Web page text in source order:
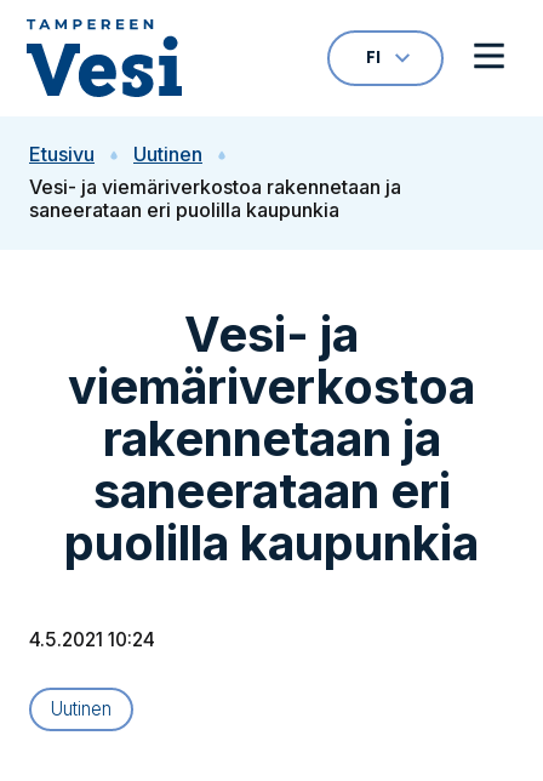
Siirry sisältöön
VALITTU KIELI:
FI
Avaa
Etusivu
Uutinen
Vesi- ja viemäriverkostoa rakennetaan ja
saneerataan eri puolilla kaupunkia
Vesi- ja
viemäriverkostoa
rakennetaan ja
saneerataan eri
puolilla kaupunkia
4.5.2021 10:24
Artikkelityyppi:
Uutinen